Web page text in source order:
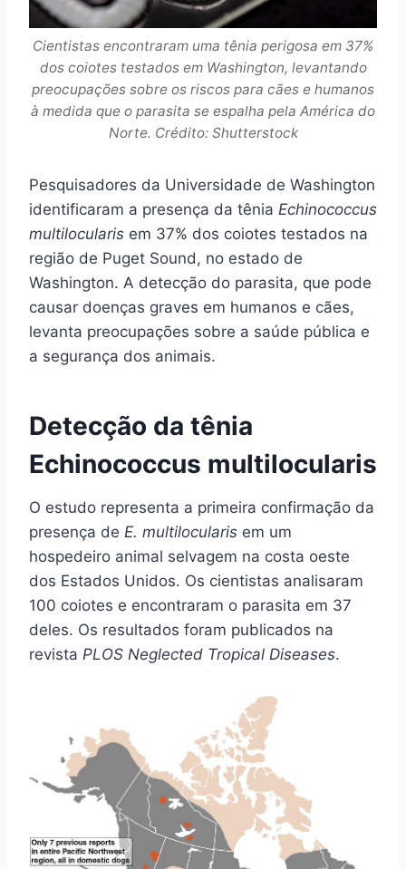
Cientistas encontraram uma tênia perigosa em 37%
dos coiotes testados em Washington, levantando
preocupações sobre os riscos para cães e humanos
à medida que o parasita se espalha pela América do
Norte. Crédito: Shutterstock
Pesquisadores da Universidade de Washington
identificaram a presença da tênia Echinococcus
multilocularis em 37% dos coiotes testados na
região de Puget Sound, no estado de
Washington. A detecção do parasita, que pode
causar doenças graves em humanos e cães,
levanta preocupações sobre a saúde pública e
a segurança dos animais.
Detecção da tênia
Echinococcus multilocularis
O estudo representa a primeira confirmação da
presença de E. multilocularis em um
hospedeiro animal selvagem na costa oeste
dos Estados Unidos. Os cientistas analisaram
100 coiotes e encontraram o parasita em 37
deles. Os resultados foram publicados na
revista PLOS Neglected Tropical Diseases.